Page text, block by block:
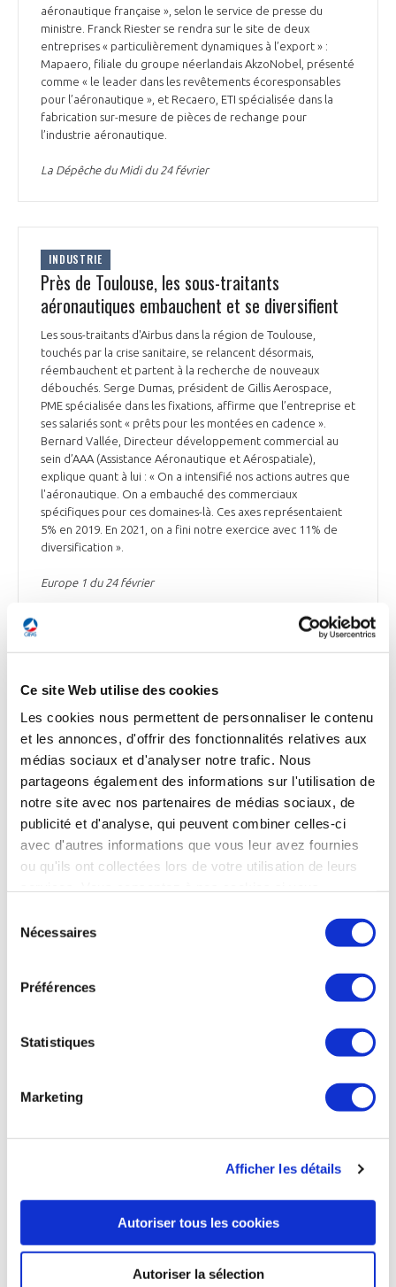
Ce site Web utilise des cookies
Les cookies nous permettent de personnaliser le contenu
et les annonces, d'offrir des fonctionnalités relatives aux
médias sociaux et d'analyser notre trafic. Nous
partageons également des informations sur l'utilisation de
notre site avec nos partenaires de médias sociaux, de
publicité et d'analyse, qui peuvent combiner celles-ci
avec d'autres informations que vous leur avez fournies
ou qu'ils ont collectées lors de votre utilisation de leurs
Nécessaires
Préférences
Statistiques
Marketing
Afficher les détails
Autoriser tous les cookies
Autoriser la sélection
aéronautique française », selon le service de presse du
ministre. Franck Riester se rendra sur le site de deux
entreprises « particulièrement dynamiques à l’export » :
Mapaero, filiale du groupe néerlandais AkzoNobel, présenté
comme « le leader dans les revêtements écoresponsables
pour l’aéronautique », et Recaero, ETI spécialisée dans la
fabrication sur-mesure de pièces de rechange pour
l’industrie aéronautique.
La Dépêche du Midi du 24 février
INDUSTRIE
Près de Toulouse, les sous-traitants
aéronautiques embauchent et se diversifient
Les sous-traitants d'Airbus dans la région de Toulouse,
touchés par la crise sanitaire, se relancent désormais,
réembauchent et partent à la recherche de nouveaux
débouchés. Serge Dumas, président de Gillis Aerospace,
PME spécialisée dans les fixations, affirme que l’entreprise et
ses salariés sont « prêts pour les montées en cadence ».
Bernard Vallée, Directeur développement commercial au
sein d’AAA (Assistance Aéronautique et Aérospatiale),
explique quant à lui : « On a intensifié nos actions autres que
l'aéronautique. On a embauché des commerciaux
spécifiques pour ces domaines-là. Ces axes représentaient
5% en 2019. En 2021, on a fini notre exercice avec 11% de
diversification ».
Europe 1 du 24 février
DÉFENSE
DÉFENSE
Le ministère de la Défense serbe a commandé
deux Airbus C295
Airbus fait part d'une commande de deux avions C295 par le
ministère de la Défense serbe, contrat qui fera de l'armée
de l'Air serbe le 36ème opérateur dans le monde pour cet
appareil. Le contrat a été signé à Madrid en présence de
Serbie et de l'Espagne. Ce contrat sera accompagné d'un
accord de supervision de gouvernement à gouvernement
République de Serbie, qui vise à étudier le développement
de futurs programmes de défense entre les deux nations. «
collaboration avec la République de Serbie, qui exploite
déjà les solutions militaires d'Airbus », précise l’avionneur. Les
de la suite avionique moderne Collins Aerospace Pro Line
Fusion et contribueront à renforcer les capacités de
devraient commencer à la fin de 2023. Avec un total de 281
commandes dans le monde et plus d'un demi-million
ABC Bourse du 24 février